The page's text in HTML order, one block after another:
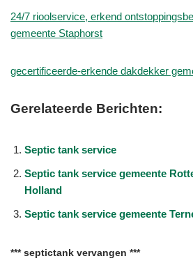
24/7 rioolservice, erkend
gemeente Staphorst
gecertificeerde-erkende dakdekker
Gerelateerde Berichten:
Septic tank service
Septic tank service gemeente
Holland
Septic tank service gemeente
*** septictank vervangen ***